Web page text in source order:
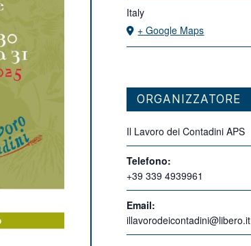
Italy
+ Google Maps
ORGANIZZATORE
Il Lavoro dei Contadini APS
Telefono:
+39 339 4939961
Email:
illavorodeicontadini@libero.it